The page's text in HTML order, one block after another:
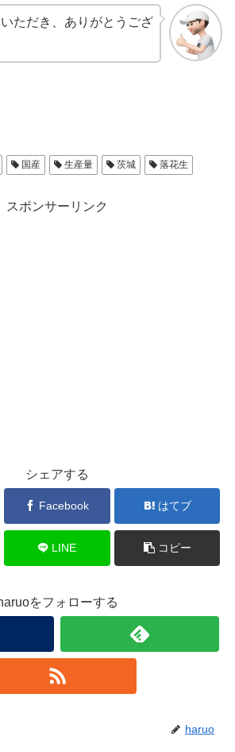
ただき、ありがとうござ
国産 生産量 茨城 落花生
スポンサーリンク
シェアする
Facebook はてブ
LINE コピー
をフォローする
haruo